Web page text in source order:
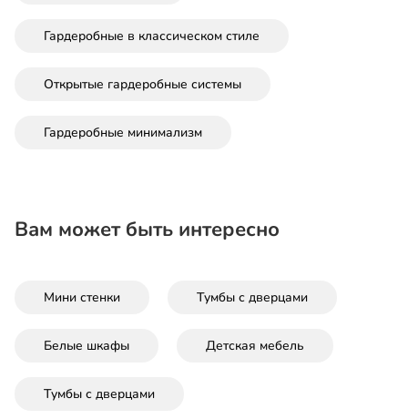
Гардеробные в классическом стиле
Открытые гардеробные системы
Гардеробные минимализм
Вам может быть интересно
Мини стенки Тумбы с дверцами
Белые шкафы Детская мебель
Тумбы с дверцами